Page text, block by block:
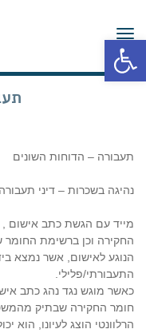
פתח סרגל נגישות
תפריט
תעבורה – הדוחות השונים
נהיגה בשכרות – דיני
מייד עם הגשת כתב אישום ,
החקירה וכן ברשימת
הנוגע לאישום, אשר נמצא
התעבורתי/פלילי.
כאשר מוגש נגד נהג כתב
חומר החקירה שבתיק
הרלוונטי הוצג לעיונו,